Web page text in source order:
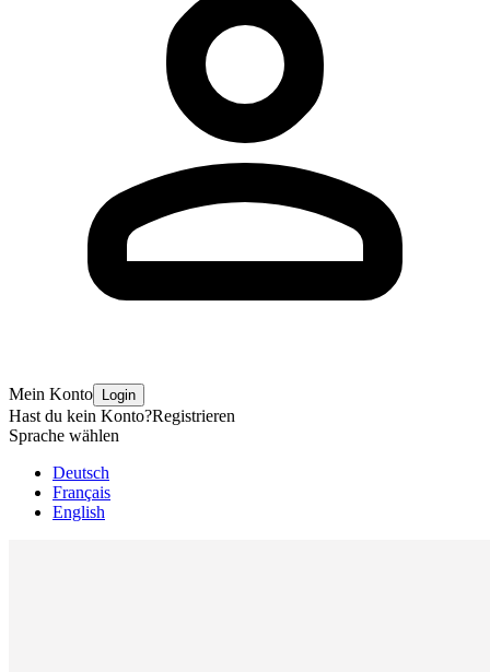
Mein Konto Login
Hast du kein Konto?Registrieren
Sprache wählen
Deutsch
Français
English